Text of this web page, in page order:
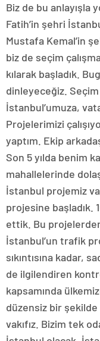
Biz de bu anlayışla
Fatih’in şehri
Mustafa Kemal’in
biz de seçim
kılarak başladık.
dinleyeceğiz. Seçim
İstanbul’umuza,
Projelerimizi
yaptım. Ekip
Son 5 yılda benim
mahallelerinde
İstanbul projemiz
projesine başladık.
ettik. Bu
İstanbul’un trafik
sıkıntısına kadar,
de ilgilendiren
kapsamında
düzensiz bir
vakıfız. Bizim tek